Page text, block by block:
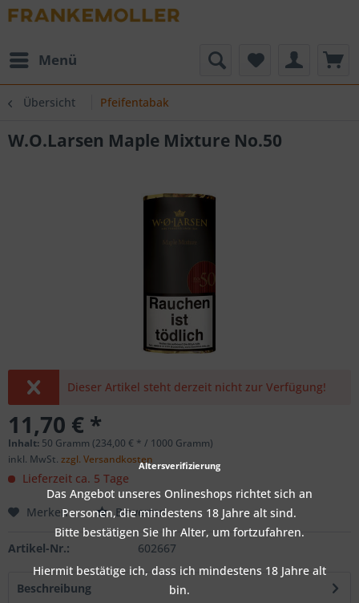
Menü
Übersicht Pfeifentabak
W.O.Larsen Maple Mixture No.50
Dieser Artikel steht derzeit nicht zur Verfügung!
11,70 € *
Inhalt: 50 Gramm (234,00 € * / 1000 Gramm)
inkl. MwSt. zzgl. Versandkosten
Lieferzeit ca. 5 Tage
Merken Bewerten
Artikel-Nr.: 602667
Beschreibung
Altersverifizierung
Das Angebot unseres Onlineshops richtet sich an
Personen, die mindestens 18 Jahre alt sind.
Bitte bestätigen Sie Ihr Alter, um fortzufahren.
Hiermit bestätige ich, dass ich mindestens 18 Jahre alt
bin.